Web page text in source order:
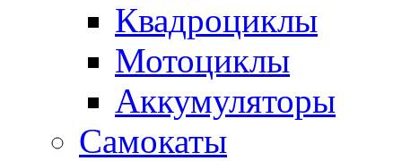
Квадроциклы
Мотоциклы
Аккумуляторы
Самокаты